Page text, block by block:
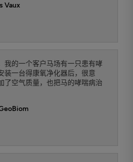
Vaux
我的一个客户马场有一只患有哮
装一台得康氧净化器后，很意
了空气质量，也把马的哮喘病治